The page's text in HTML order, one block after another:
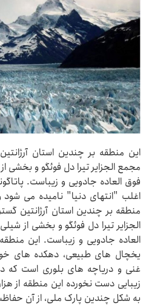
این منطقه بر چندین استان
مجمع الجزایر تیرا دل فوئگو و بخشی
فوق العاده جادویی و زیباست.
اغلب "انتهای دنیا" نامیده می
منطقه بر چندین استان آرژانتین
الجزایر تیرا دل فوئگو و بخشی از
العاده جادویی و زیباست. این
یخچال های طبیعی، دهکده های
غنی و دریاچه های بلوری است که
زیبایی دست نخورده این منطقه از
به شکل چندین پارک ملی، از آن